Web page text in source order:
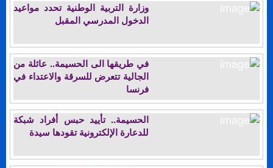
وزارة التربية الوطنية تحدد مواعيد
الدخول المدرسي المقبل
في طريقها الى الحسيمة.. عائلة من
الجالية تتعرض للسرقة والاعتداء في
فرنسا
الحسيمة.. تأييد حبس أفراد شبكة
للدعارة الإلكترونية تقودها سيدة